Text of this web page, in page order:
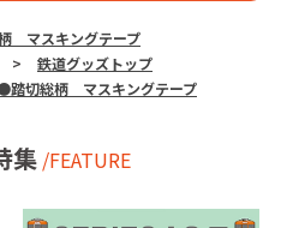
マスキングテープ
>
鉄道グッズトップ
踏切総柄 マスキングテープ
集 /FEATURE